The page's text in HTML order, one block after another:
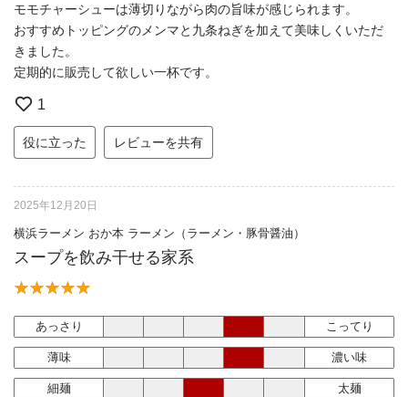
モモチャーシューは薄切りながら肉の旨味が感じられます。
おすすめトッピングのメンマと九条ねぎを加えて美味しくいただ
きました。
定期的に販売して欲しい一杯です。
1
役に立った レビューを共有
2025年12月20日
横浜ラーメン おか本 ラーメン（ラーメン・豚骨醤油）
スープを飲み干せる家系
あっさり こってり
薄味 濃い味
細麺 太麺